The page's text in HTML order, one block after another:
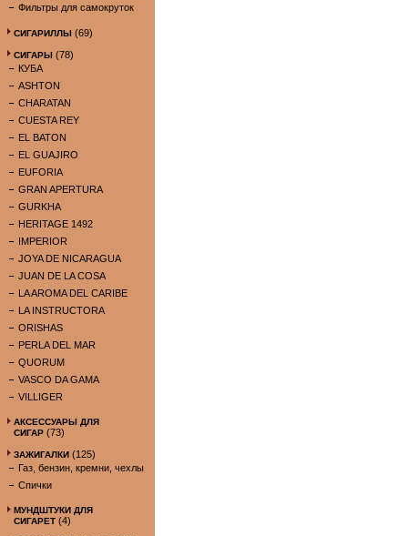
Фильтры для самокруток
СИГАРИЛЛЫ (69)
СИГАРЫ (78)
КУБА
ASHTON
CHARATAN
CUESTA REY
EL BATON
EL GUAJIRO
EUFORIA
GRAN APERTURA
GURKHA
HERITAGE 1492
IMPERIOR
JOYA DE NICARAGUA
JUAN DE LA COSA
LA AROMA DEL CARIBE
LA INSTRUCTORA
ORISHAS
PERLA DEL MAR
QUORUM
VASCO DA GAMA
VILLIGER
АКСЕССУАРЫ ДЛЯ
СИГАР (73)
ЗАЖИГАЛКИ (125)
Газ, бензин, кремни, чехлы
Спички
МУНДШТУКИ ДЛЯ
СИГАРЕТ (4)